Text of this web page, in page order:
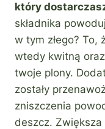
który
składnika
w tym złego? To,
wtedy kwitną
twoje plony.
zostały
zniszczenia
deszcz.